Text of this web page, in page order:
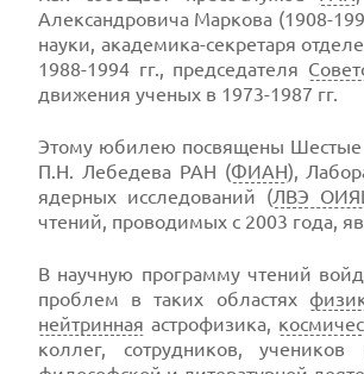
Александровича Маркова (1908-
науки, академика-секретаря
1988-1994 гг., председателя
движения ученых в 1973-1987 гг.
Этому юбилею посвящены Шестые
П.Н. Лебедева РАН (ФИАН),
ядерных исследований (ЛВЭ
чтений, проводимых с 2003 года,
В научную программу чтений
проблем в таких областях
нейтринная астрофизика,
коллег, сотрудников,